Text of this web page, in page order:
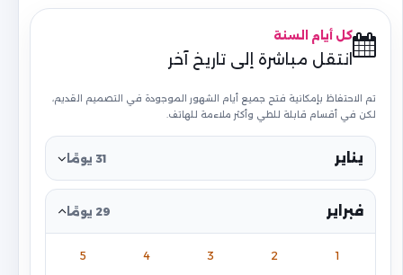
كل أيام السنة
انتقل مباشرة إلى تاريخ آخر
تم الاحتفاظ بإمكانية فتح جميع أيام الشهور الموجودة في التصميم القديم،
لكن في أقسام قابلة للطي وأكثر ملاءمة للهاتف.
يناير 31 يومًا
فبراير 29 يومًا
1
2
3
4
5